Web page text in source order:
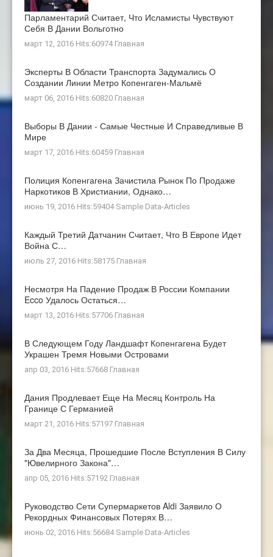
Парламентарий Считает, Что Исламисты Чувствуют
Себя В Дании Вольготно
март 12, 2016 Hits:60974 Главная
Эксперты В Области Транспорта Задумались О
Создании Линии Метро Копенгаген-Мальмё
март 06, 2016 Hits:60820 Главная
Выборы В Дании - Самые Честные И Справедливые В
Мире
март 17, 2016 Hits:60459 Главная
Полиция Копенгагена Зачистила Рынок По Продаже
Наркотиков В Христиании, Однако…
июнь 19, 2016 Hits:59404 Sample Data-Articles
Каждый Третий Датчанин Считает, Что В Европе Идет
Война С…
июль 27, 2016 Hits:58175 Главная
Несмотря На Падение Продаж В России Компании
Ecco Удалось Остаться…
март 13, 2016 Hits:57706 Главная
В Следующем Году Ландшафт Копенгагена Будет
Украшен Тремя Новыми Островами
апр 03, 2016 Hits:57668 Главная
Дания Продлевает Еще На Месяц Контроль На
Границе С Германией
март 21, 2016 Hits:57197 Главная
За Два Месяца, Прошедшие После Вступления В Силу
"ювелирного Закона"…
апр 05, 2016 Hits:57192 Главная
Руководство Сети Супермаркетов Aldi Заявило О
Рекордных Финансовых Потерях В…
июнь 02, 2016 Hits:56684 Sample Data-Articles